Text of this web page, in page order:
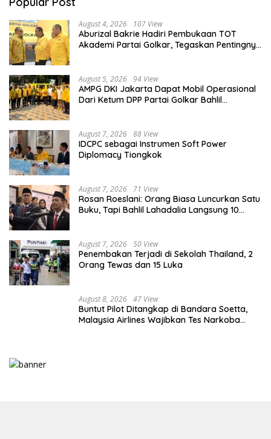
August 4, 2026 107 View
Aburizal Bakrie Hadiri Pembukaan TOT
Akademi Partai Golkar, Tegaskan Pentingnya
August 5, 2026 94 View
AMPG DKI Jakarta Dapat Mobil Operasional
Dari Ketum DPP Partai Golkar Bahlil
August 7, 2026 88 View
IDCPC sebagai Instrumen Soft Power
Diplomacy Tiongkok
August 7, 2026 71 View
Rosan Roeslani: Orang Biasa Luncurkan Satu
Buku, Tapi Bahlil Lahadalia Langsung 10
August 7, 2026 50 View
Penembakan Terjadi di Sekolah Thailand, 2
Orang Tewas dan 15 Luka
August 8, 2026 47 View
Buntut Pilot Ditangkap di Bandara Soetta,
Malaysia Airlines Wajibkan Tes Narkoba